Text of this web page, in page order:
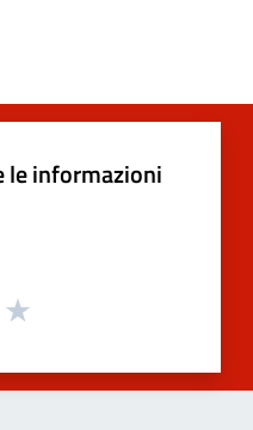
le informazioni